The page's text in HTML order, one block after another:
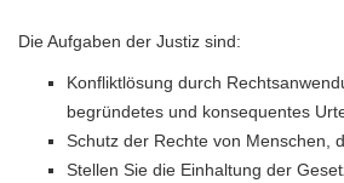
Die Aufgaben der Justiz sind:
Konfliktlösung durch
begründetes und konsequentes
Schutz der Rechte von Menschen,
Stellen Sie die Einhaltung der